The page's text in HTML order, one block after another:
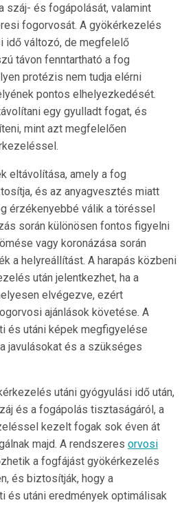
száj- és fogápolását, valamint
fogorvosát. A gyökérkezelés
idő változó, de megfelelő
távon fenntartható a fog
protézis nem tudja elérni
pontos elhelyezkedését.
egy gyulladt fogat, és
mint azt megfelelően
eltávolítása, amely a fog
és az anyagvesztés miatt
érzékenyebbé válik a töréssel
során különösen fontos figyelni
vagy koronázása során
a helyreállítást. A harapás közbeni
után jelentkezhet, ha a
elvégezve, ezért
ajánlások követése. A
és utáni képek megfigyelése
javulásokat és a szükséges
utáni gyógyulási idő után,
és a fogápolás tisztaságáról, a
kezelt fogak sok éven át
majd. A rendszeres orvosi
a fogfájást gyökérkezelés
és biztosítják, hogy a
és utáni eredmények optimálisak